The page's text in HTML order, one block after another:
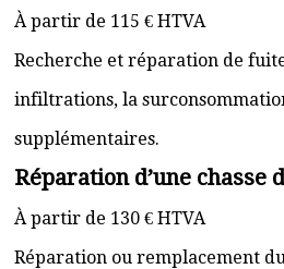
À partir de 115 € HTVA
Recherche et réparation de
infiltrations, la
supplémentaires.
Réparation d’une chasse
À partir de 130 € HTVA
Réparation ou remplacement